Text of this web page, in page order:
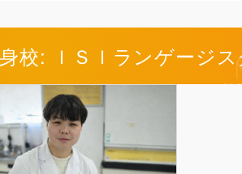
校: ＩＳＩランゲージ